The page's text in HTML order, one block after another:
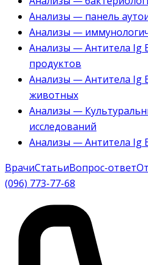
Анализы — панель
Анализы —
Анализы — Антитела Ig
продуктов
Анализы — Антитела Ig
животных
Анализы —
исследований
Анализы — Антитела Ig
ВрачиСтатьиВопрос-ответ
(096) 773-77-68